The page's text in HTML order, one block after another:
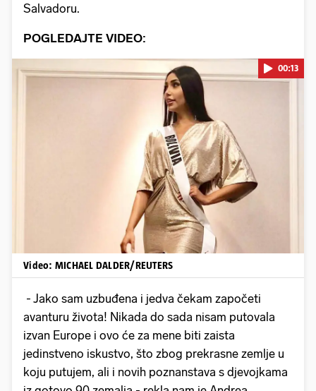
Salvadoru.
POGLEDAJTE VIDEO:
Pokretanje videa...
00:13
Video: MICHAEL DALDER/REUTERS
- Jako sam uzbuđena i jedva čekam započeti
avanturu života! Nikada do sada nisam putovala
izvan Europe i ovo će za mene biti zaista
jedinstveno iskustvo, što zbog prekrasne zemlje u
koju putujem, ali i novih poznanstava s djevojkama